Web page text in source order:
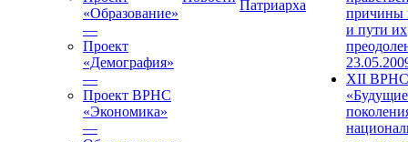
«Образование»
—
Проект
«Демография»
—
Проект ВРНС
«Экономика»
—
Патриарха
причины
и пути их
XII ВРНС
«Будущие